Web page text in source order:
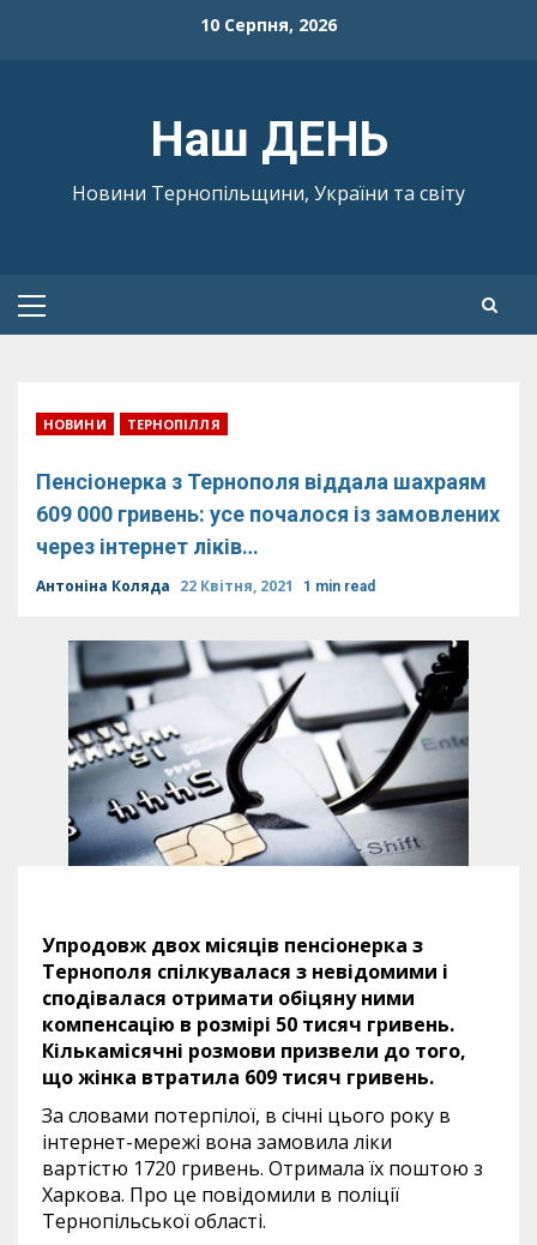
10 Серпня, 2026
Наш ДЕНЬ
Новини Тернопільщини, України та світу
Primary
НОВИНИ ТЕРНОПІЛЛЯ
Пенсіонерка з Тернополя віддала шахраям
609 000 гривень: усе почалося із замовлених
через інтернет ліків…
Антоніна Коляда 22 Квітня, 2021 1 min read
Упродовж двох місяців пенсіонерка з
Тернополя спілкувалася з невідомими і
сподівалася отримати обіцяну ними
компенсацію в розмірі 50 тисяч гривень.
Кількамісячні розмови призвели до того,
що жінка втратила 609 тисяч гривень.
За словами потерпілої, в січні цього року в
інтернет-мережі вона замовила ліки
вартістю 1720 гривень. Отримала їх поштою з
Харкова. Про це повідомили в поліції
Тернопільської області.